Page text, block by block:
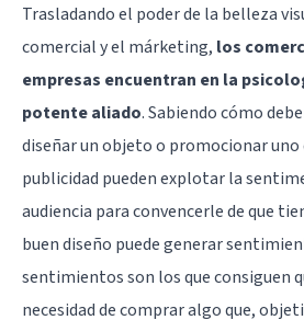
Trasladando el poder de la belleza
comercial y el márketing, los
empresas encuentran en la
potente aliado. Sabiendo cómo
diseñar un objeto o promocionar uno
publicidad pueden explotar la
audiencia para convencerle de que
buen diseño puede generar
sentimientos son los que consiguen
necesidad de comprar algo que,